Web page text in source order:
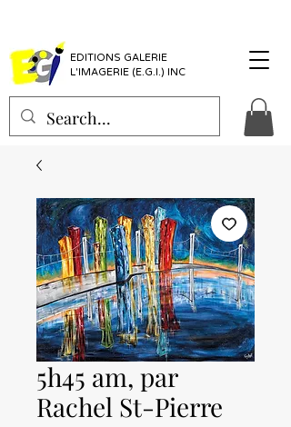
EDITIONS GALERIE
L'IMAGERIE (E.G.I.) INC
5h45 am, par
Rachel St-Pierre